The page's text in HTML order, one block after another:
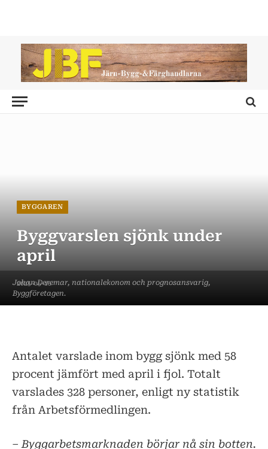
Johan Deremar, nationalekonom och prognosansvarig,
Byggföretagen.
BYGGAREN
Byggvarslen sjönk under
april
2025-05-16
Antalet varslade inom bygg sjönk med 58
procent jämfört med april i fjol. Totalt
varslades 328 personer, enligt ny statistik
från Arbetsförmedlingen.
– Byggarbetsmarknaden börjar nå sin botten.